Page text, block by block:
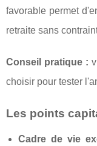
favorable permet
retraite sans
Conseil pratique :
choisir pour tester
Les points
Cadre de vie